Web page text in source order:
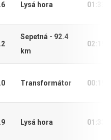
Lysá hora
Sepetná - 92.4
km
Transformátor
Lysá hora